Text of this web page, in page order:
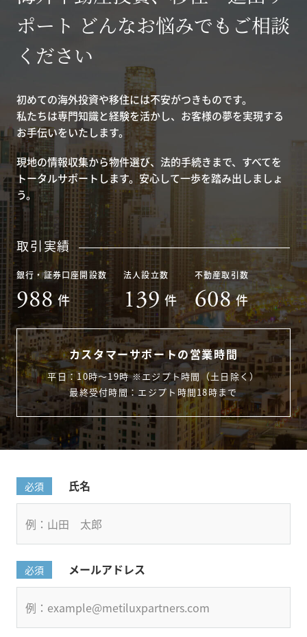
ポート どんなお悩みでもご相談
ください
初めての海外投資や移住には不安がつきものです。
私たちは専門知識と経験を活かし、お客様の夢を実現する
お手伝いをいたします。
現地の情報収集から物件選び、法的手続きまで、すべてを
トータルサポートします。安心して一歩を踏み出しましょ
う。
取引実績
銀行・証券口座開設数
988 件
法人設立数
139 件
不動産取引数
608 件
カスタマーサポートの営業時間
平日：10時〜19時 ※エジプト時間（土日除く）
最終受付時間：エジプト時間18時まで
必須 氏名
必須 メールアドレス